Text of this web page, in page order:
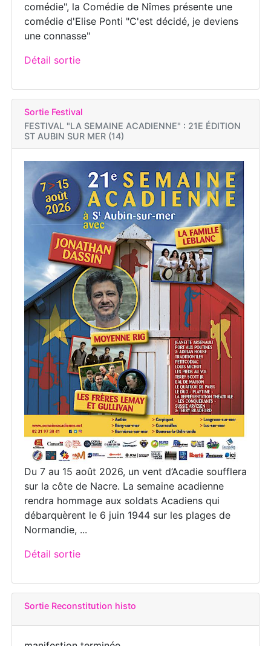
comédie", la Comédie de Nîmes présente une
comédie d'Elise Ponti "C'est décidé, je deviens
une connasse"
Détail sortie
Sortie Festival
FESTIVAL "LA SEMAINE ACADIENNE" : 21E ÉDITION
ST AUBIN SUR MER (14)
Du 7 au 15 août 2026, un vent d’Acadie soufflera
sur la côte de Nacre. La semaine acadienne
rendra hommage aux soldats Acadiens qui
débarquèrent le 6 juin 1944 sur les plages de
Normandie, ...
Détail sortie
Sortie Reconstitution histo